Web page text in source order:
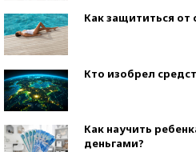
Как защититься от
Кто изобрел
Как научить
деньгами?